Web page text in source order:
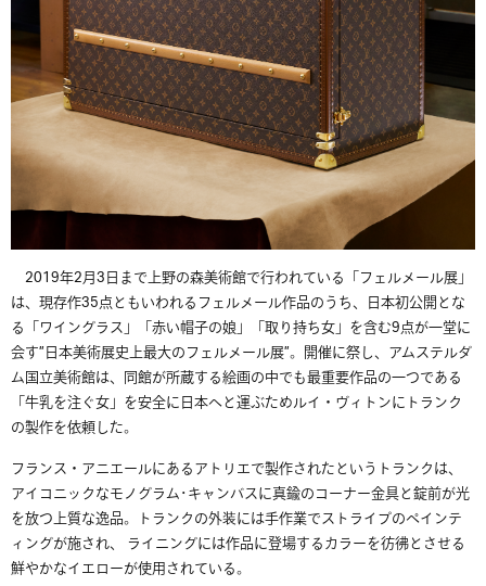
2019年2月3日まで上野の森美術館で行われている「フェルメール展」
は、現存作35点ともいわれるフェルメール作品のうち、日本初公開とな
る「ワイングラス」「赤い帽子の娘」「取り持ち女」を含む9点が一堂に
会す”日本美術展史上最大のフェルメール展”。開催に祭し、アムステルダ
ム国立美術館は、同館が所蔵する絵画の中でも最重要作品の一つである
「牛乳を注ぐ女」を安全に日本へと運ぶためルイ・ヴィトンにトランク
の製作を依頼した。
フランス・アニエールにあるアトリエで製作されたというトランクは、
アイコニックなモノグラム･キャンバスに真鍮のコーナー金具と錠前が光
を放つ上質な逸品。トランクの外装には手作業でストライプのペインテ
ィングが施され、 ライニングには作品に登場するカラーを彷彿とさせる
鮮やかなイエローが使用されている。